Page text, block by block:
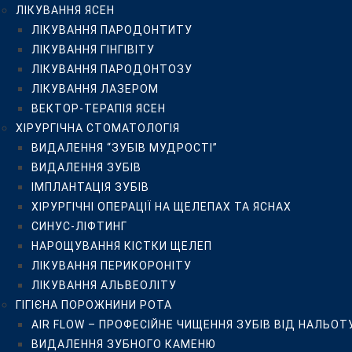
СИНУС-ЛІФТИНГ
НАРОЩУВАННЯ КІСТКИ ЩЕЛЕП
ЛІКУВАННЯ ПЕРИКОРОНІТУ
ЛІКУВАННЯ АЛЬВЕОЛІТУ
ГІГІЄНА ПОРОЖНИНИ РОТА
AIR FLOW – ПРОФЕСІЙНЕ ЧИЩЕННЯ ЗУБІВ ВІД
ВИДАЛЕННЯ ЗУБНОГО КАМЕНЮ
ДІАГНОСТИКА ЗУБІВ DIAGNODENT KAVO
ОЗОНОТЕРАПІЯ HEALOZONE
ДИТЯЧА СТОМАТОЛОГІЯ
БЕЗБОЛІСНЕ ВИДАЛЕННЯ МОЛОЧНИХ ЗУБІВ
ЗОВНІШНЯ ГЕРМЕТИЗАЦІЯ ФІСУР ПОСТІЙНИХ І
ЛІКУВАННЯ МОЛОЧНИХ ЗУБІВ БЕЗ БОЛЮ
ДИТЯЧИЙ ОРТОДОНТ
ОРТОДОНТИЧНЕ ЛІКУВАННЯ
ВСТАНОВЛЕННЯ БРЕКЕТІВ В КИЄВІ
МЕТАЛЕВІ БРЕКЕТИ
КЕРАМІЧНІ БРЕКЕТИ
ЛІКУВАННЯ ЯСЕН
ЛІКУВАННЯ ПАРОДОНТИТУ
ЛІКУВАННЯ ГІНГІВІТУ
ЛІКУВАННЯ ПАРОДОНТОЗУ
ЛІКУВАННЯ ЛАЗЕРОМ
ВЕКТОР-ТЕРАПІЯ ЯСЕН
ХІРУРГІЧНА СТОМАТОЛОГІЯ
ВИДАЛЕННЯ “ЗУБІВ МУДРОСТІ”
ВИДАЛЕННЯ ЗУБІВ
ІМПЛАНТАЦІЯ ЗУБІВ
ХІРУРГІЧНІ ОПЕРАЦІЇ НА ЩЕЛЕПАХ ТА ЯСНАХ
СИНУС-ЛІФТИНГ
НАРОЩУВАННЯ КІСТКИ ЩЕЛЕП
ЛІКУВАННЯ ПЕРИКОРОНІТУ
ЛІКУВАННЯ АЛЬВЕОЛІТУ
ГІГІЄНА ПОРОЖНИНИ РОТА
AIR FLOW – ПРОФЕСІЙНЕ ЧИЩЕННЯ ЗУБІВ ВІД
ВИДАЛЕННЯ ЗУБНОГО КАМЕНЮ